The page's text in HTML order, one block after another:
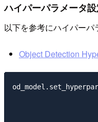
ハイパーパラメータ
以下を参考にハイパーパ
Object Detection